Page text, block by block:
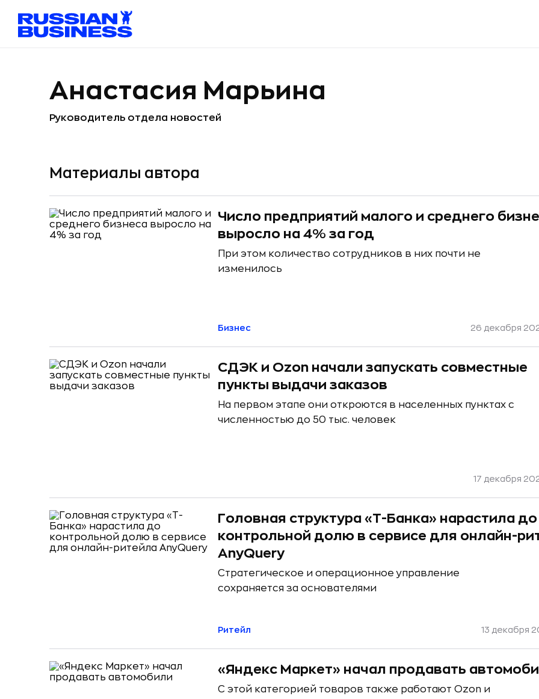
Анастасия Марьина
Руководитель отдела новостей
Материалы автора
Число предприятий малого и среднего
выросло на 4% за год
При этом количество сотрудников в них почти не
изменилось
Бизнес 26 декабря
СДЭК и Ozon начали запускать совместные
пункты выдачи заказов
На первом этапе они откроются в населенных пунктах с
численностью до 50 тыс. человек
17 декабря
Головная структура «Т-Банка» нарастила до
контрольной долю в сервисе для онлайн-
AnyQuery
Стратегическое и операционное управление
сохраняется за основателями
Ритейл 13 декабря
«Яндекс Маркет» начал продавать
С этой категорией товаров также работают Ozon и